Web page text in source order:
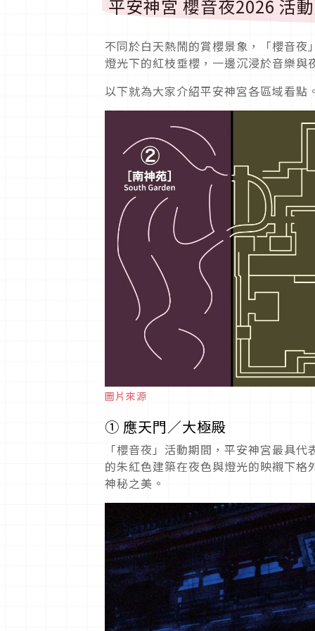
平安神宮 櫻音夜2026 活
不同於白天熱鬧的賞櫻景象，「櫻音
燈光下的紅枝垂櫻，一邊沉浸於音樂與
以下就為大家介紹平安神宮各區域看點
圖片來源
① 應天門／大極殿
「櫻音夜」活動期間，平安神宮最具
的朱紅色建築在夜色與燈光的映襯下
神秘之美。